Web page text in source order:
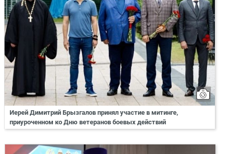
Иерей Димитрий Брызгалов принял участие в митинге,
приуроченном ко Дню ветеранов боевых действий